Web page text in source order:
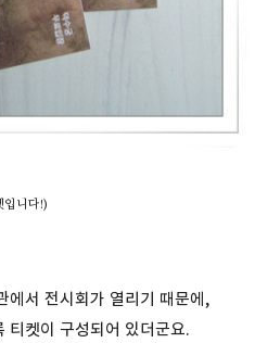
입니다!)
에서 전시회가 열리기 때문에,
티켓이 구성되어 있더군요.